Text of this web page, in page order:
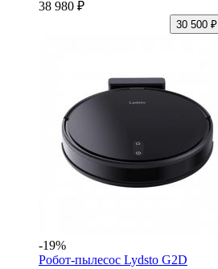
38 980 ₽
30 500 ₽
-19%
Робот-пылесос Lydsto G2D